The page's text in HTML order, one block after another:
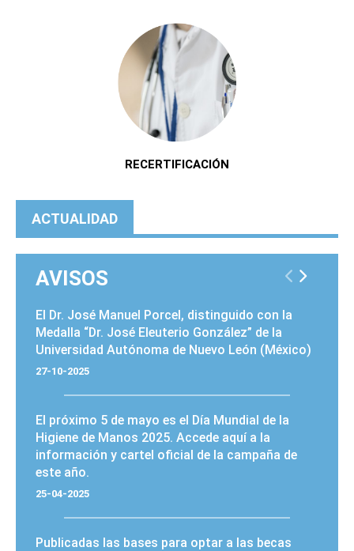
RECERTIFICACIÓN
ACTUALIDAD
AVISOS
El Dr. José Manuel Porcel, distinguido con la
Medalla “Dr. José Eleuterio González” de la
Universidad Autónoma de Nuevo León (México)
27-10-2025
El próximo 5 de mayo es el Día Mundial de la
Higiene de Manos 2025. Accede aquí a la
información y cartel oficial de la campaña de
este año.
25-04-2025
Publicadas las bases para optar a las becas
PÁGINAS